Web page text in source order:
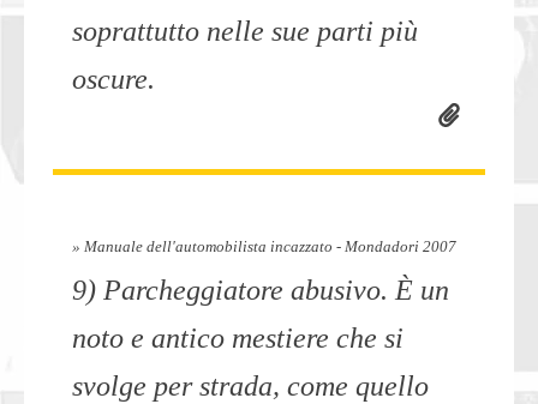
soprattutto nelle sue parti più
oscure.
» Manuale dell'automobilista incazzato - Mondadori 2007
9) Parcheggiatore abusivo. È un
noto e antico mestiere che si
svolge per strada, come quello